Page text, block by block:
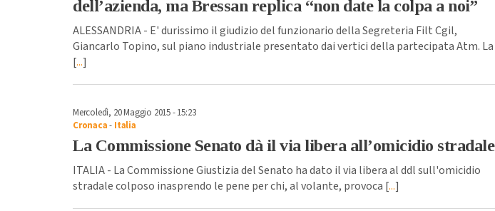
dell’azienda, ma Bressan replica “non date la colpa a noi”
ALESSANDRIA - E' durissimo il giudizio del funzionario della Segreteria Filt Cgil,
Giancarlo Topino, sul piano industriale presentato dai vertici della partecipata Atm. La
[...]
Mercoledì, 20 Maggio 2015 - 15:23
Cronaca- Italia
La Commissione Senato dà il via libera all’omicidio stradale
ITALIA - La Commissione Giustizia del Senato ha dato il via libera al ddl sull'omicidio
stradale colposo inasprendo le pene per chi, al volante, provoca [...]